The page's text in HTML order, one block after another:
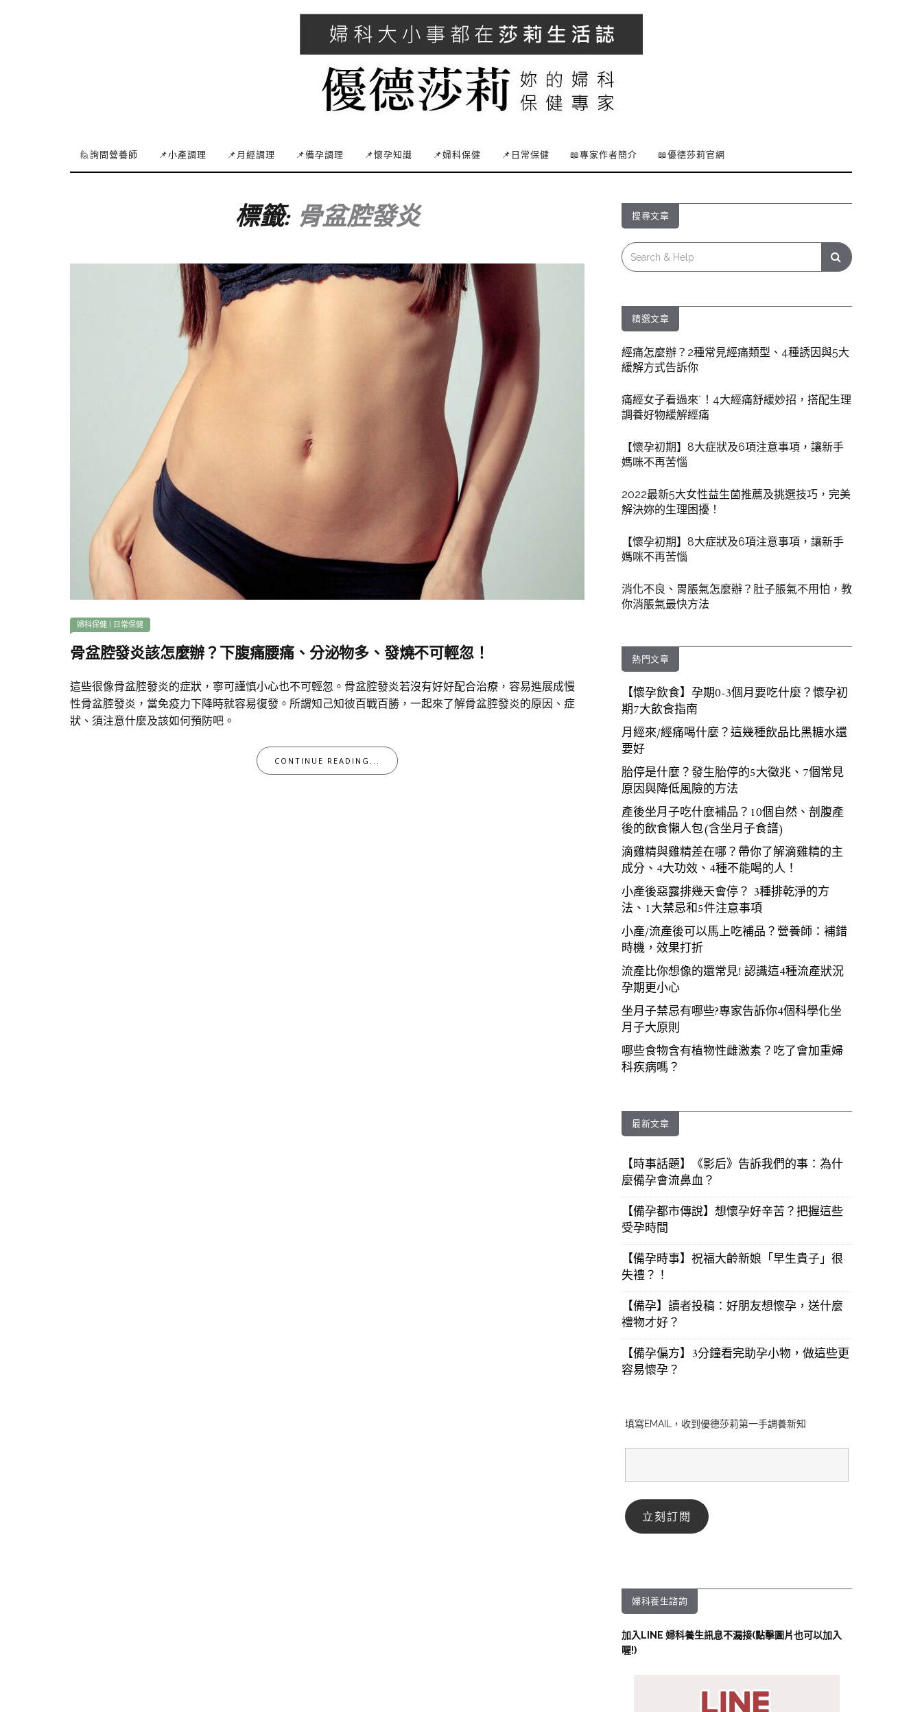
🙋詢問營養師 📌小產調理 📌月經調理 📌備孕調理 📌懷孕知識 📌婦科保健 📌日常保健 📖專家作者簡介 📖優德莎莉官網
標籤: 骨盆腔發炎
婦科保健 日常保健
骨盆腔發炎該怎麼辦？下腹痛腰痛、分泌物多、發燒不可輕忽！
這些很像骨盆腔發炎的症狀，寧可謹慎小心也不可輕忽。骨盆腔發炎若沒有好好配合治療，容易進展成慢
性骨盆腔發炎，當免疫力下降時就容易復發。所謂知己知彼百戰百勝，一起來了解骨盆腔發炎的原因、症
狀、須注意什麼及該如何預防吧。
CONTINUE READING...
搜尋文章
Search
for:
精選文章
經痛怎麼辦？2種常見經痛類型、4種誘因與5大
緩解方式告訴你
痛經女子看過來˙！4大經痛舒緩妙招，搭配生理
調養好物緩解經痛
【懷孕初期】8大症狀及6項注意事項，讓新手
媽咪不再苦惱
2022最新5大女性益生菌推薦及挑選技巧，完美
解決妳的生理困擾！
【懷孕初期】8大症狀及6項注意事項，讓新手
媽咪不再苦惱
消化不良、胃脹氣怎麼辦？肚子脹氣不用怕，教
你消脹氣最快方法
熱門文章
【懷孕飲食】孕期0-3個月要吃什麼？懷孕初
期7大飲食指南
月經來/經痛喝什麼？這幾種飲品比黑糖水還
要好
胎停是什麼？發生胎停的5大徵兆、7個常見
原因與降低風險的方法
產後坐月子吃什麼補品？10個自然、剖腹產
後的飲食懶人包(含坐月子食譜)
滴雞精與雞精差在哪？帶你了解滴雞精的主
成分、4大功效、4種不能喝的人！
小產後惡露排幾天會停？ 3種排乾淨的方
法、1大禁忌和5件注意事項
小產/流產後可以馬上吃補品？營養師：補錯
時機，效果打折
流產比你想像的還常見! 認識這4種流產狀況
孕期更小心
坐月子禁忌有哪些?專家告訴你4個科學化坐
月子大原則
哪些食物含有植物性雌激素？吃了會加重婦
科疾病嗎？
最新文章
【時事話題】《影后》告訴我們的事：為什
麼備孕會流鼻血？
【備孕都市傳說】想懷孕好辛苦？把握這些
受孕時間
【備孕時事】祝福大齡新娘「早生貴子」很
失禮？！
【備孕】讀者投稿：好朋友想懷孕，送什麼
禮物才好？
【備孕偏方】3分鐘看完助孕小物，做這些更
容易懷孕？
填寫EMAIL，收到優德莎莉第一手調養新知
婦科養生諮詢
加入LINE 婦科養生訊息不漏接(點擊圖片也可以加入
喔!)